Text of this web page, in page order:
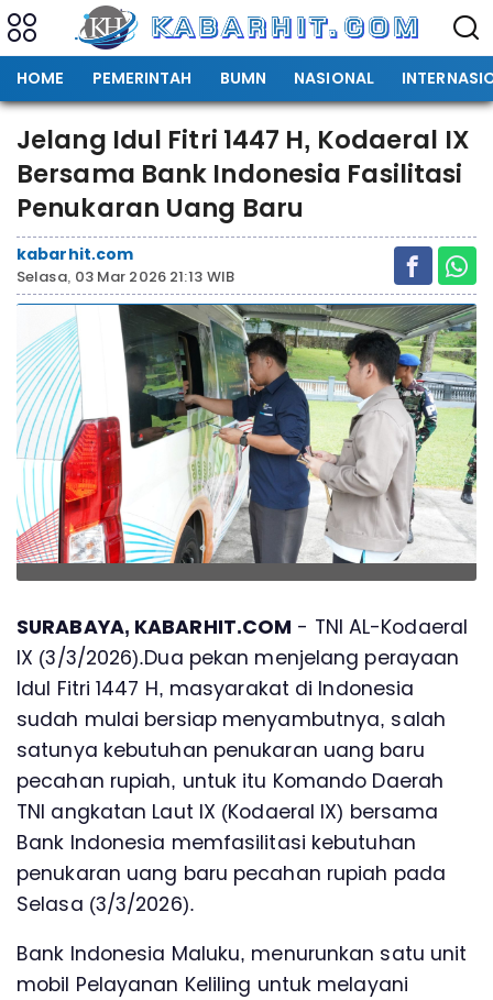
HOME PEMERINTAH BUMN NASIONAL
Jelang Idul Fitri 1447 H, Kodaeral IX
Bersama Bank Indonesia Fasilitasi
Penukaran Uang Baru
kabarhit.com
Selasa, 03 Mar 2026 21:13 WIB
SURABAYA, KABARHIT.COM - TNI AL-Kodaeral
IX (3/3/2026).Dua pekan menjelang perayaan
Idul Fitri 1447 H, masyarakat di lndonesia
sudah mulai bersiap menyambutnya, salah
satunya kebutuhan penukaran uang baru
pecahan rupiah, untuk itu Komando Daerah
TNl angkatan Laut lX (Kodaeral lX) bersama
Bank Indonesia memfasilitasi kebutuhan
penukaran uang baru pecahan rupiah pada
Selasa (3/3/2026).
Bank Indonesia Maluku, menurunkan satu unit
mobil Pelayanan Keliling untuk melayani